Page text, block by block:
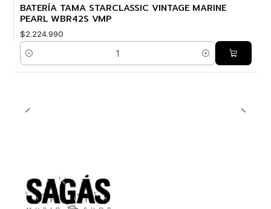
BATERÍA TAMA STARCLASSIC VINTAGE MARINE
PEARL WBR42S VMP
$2.224.990
Cantidad